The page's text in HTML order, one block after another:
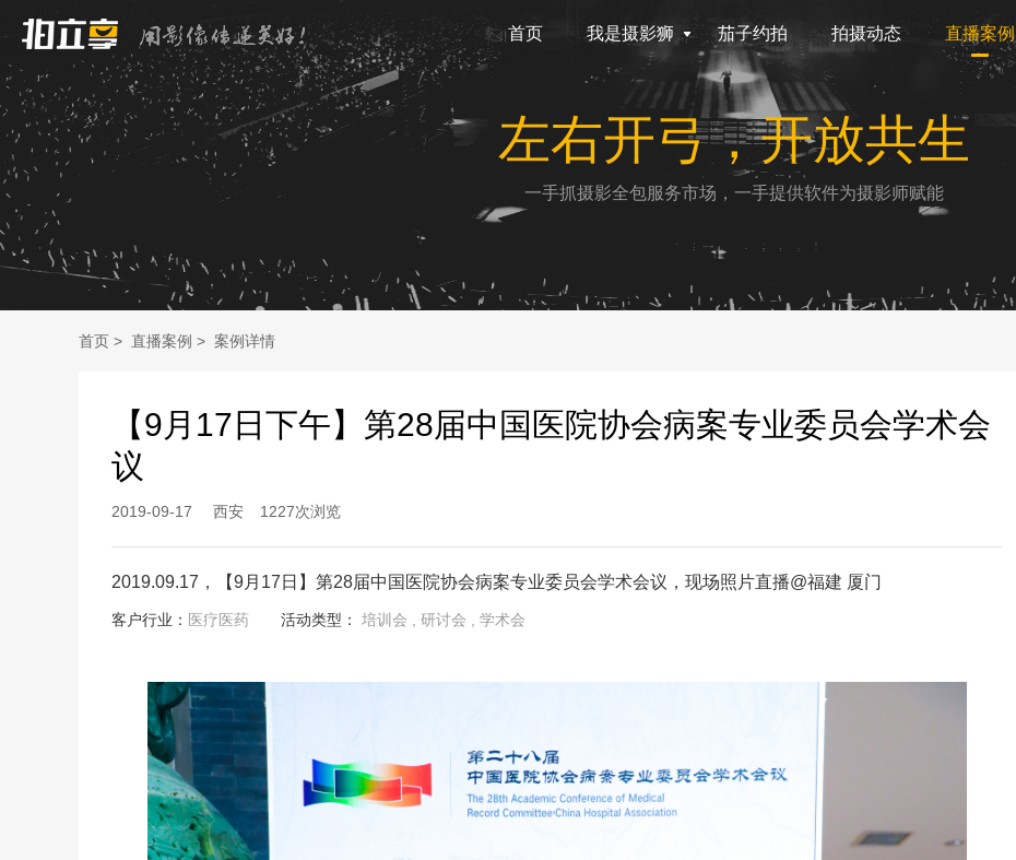
首页 我是摄影狮 茄子约拍 拍摄动态 直播案例
左右开弓，开放共生
一手抓摄影全包服务市场，一手提供软件为摄影师赋能
首页 > 直播案例 > 案例详情
【9月17日下午】第28届中国医院协会病案专业委员会学术会
议
2019-09-17 西安 1227次浏览
2019.09.17，【9月17日】第28届中国医院协会病案专业委员会学术会议，现场照片直播@福建 厦门
客户行业： 医疗医药 活动类型： 培训会 , 研讨会 , 学术会